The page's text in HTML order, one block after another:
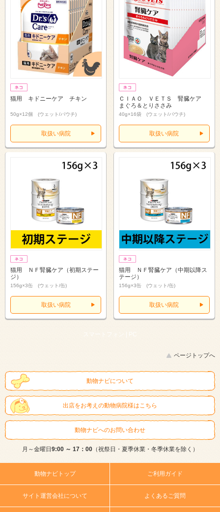
猫用 キドニーケア チキン
50g×12個 (ウェット/パウチ)
取扱い病院
ＣＩＡＯ ＶＥＴＳ 腎臓ケア
まぐろ＆とりささみ
40g×16袋 (ウェット/パウチ)
取扱い病院
猫用 ＮＦ腎臓ケア（初期ステー
ジ）
156g×3缶 (ウェット/缶)
取扱い病院
猫用 ＮＦ腎臓ケア（中期以降ス
テージ）
156g×3缶 (ウェット/缶)
取扱い病院
スマートフォン | PC
ページトップへ
動物ナビについて
出店をお考えの動物病院様はこちら
動物ナビへのお問い合わせ
月～金曜日 9:00 ～ 17：00（祝祭日・夏季休業・冬季休業を除く）
動物ナビトップ ご利用ガイド
サイト運営会社について よくあるご質問